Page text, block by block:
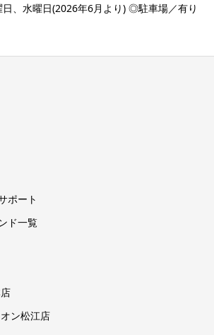
、水曜日(2026年6月より) ◎駐車場／有り
ポート
ド一覧
ン松江店